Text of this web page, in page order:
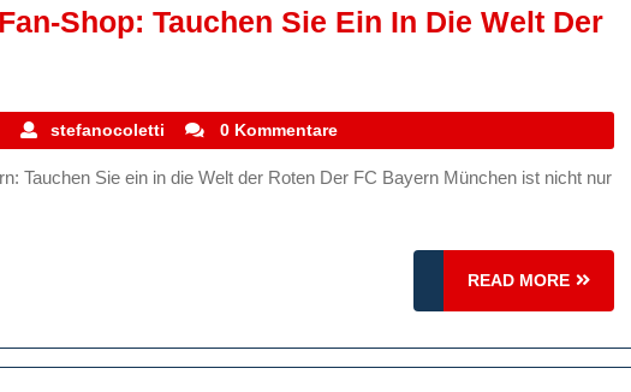
Shop: Tauchen Sie Ein In Die Welt Der
24
Oktober
2025
stefanocoletti stefanocoletti
0 Kommentare
READ MORE
READ
MORE